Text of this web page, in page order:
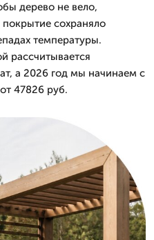
дерево не вело,
сохраняло
температуры.
рассчитывается
а 2026 год мы начинаем с
47826 руб.